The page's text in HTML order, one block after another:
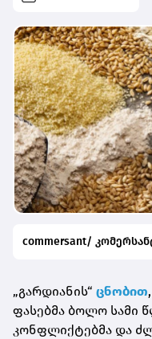
commersant/
„გარდიანის“ ცნობით
ფასებმა ბოლო სამი
კონფლიქტებმა და